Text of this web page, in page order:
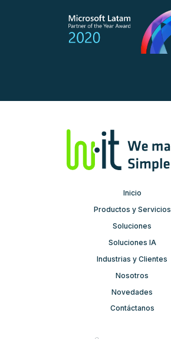
Inicio
Productos y Servicios
Soluciones
Soluciones IA
Industrias y Clientes
Nosotros
Novedades
Contáctanos